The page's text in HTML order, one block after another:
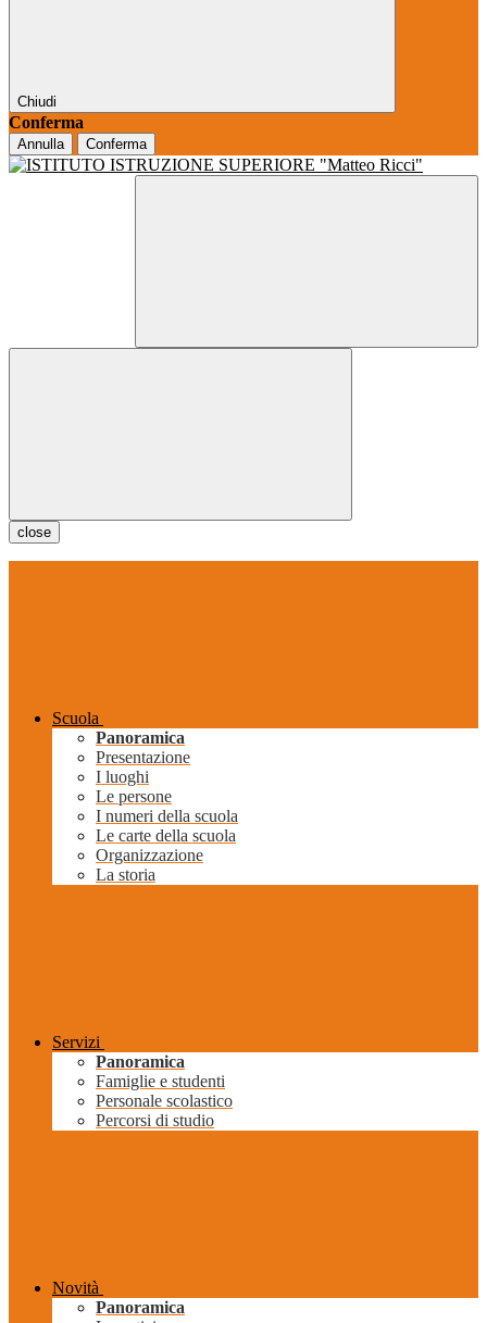
Chiudi
Conferma
Annulla Conferma
close
Scuola
Panoramica
Presentazione
I luoghi
Le persone
I numeri della scuola
Le carte della scuola
Organizzazione
La storia
Servizi
Panoramica
Famiglie e studenti
Personale scolastico
Percorsi di studio
Novità
Panoramica